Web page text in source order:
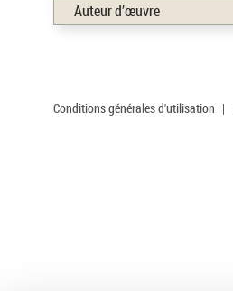
Auteur d’œuvre
Conditions générales d'utilisation |